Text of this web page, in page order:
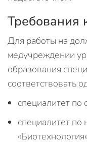
Требования
Для работы на
медучреждении
образования
соответствовать
специалитет по
специалитет по